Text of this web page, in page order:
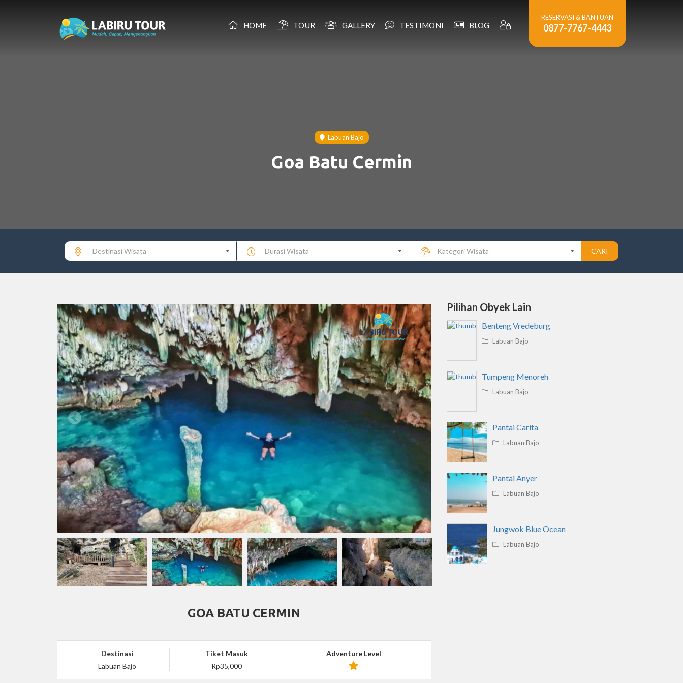
HOME TOUR GALLERY TESTIMONI BLOG
RESERVASI & BANTUAN
0877-7767-4443
Labuan Bajo
Goa Batu Cermin
Destinasi Wisata Durasi Wisata Kategori Wisata CARI
GOA BATU CERMIN
Destinasi
Labuan Bajo
Tiket Masuk
Rp35,000
Adventure Level
Pilihan Obyek Lain
Benteng Vredeburg
Labuan Bajo
Tumpeng Menoreh
Labuan Bajo
Pantai Carita
Labuan Bajo
Pantai Anyer
Labuan Bajo
Jungwok Blue Ocean
Labuan Bajo